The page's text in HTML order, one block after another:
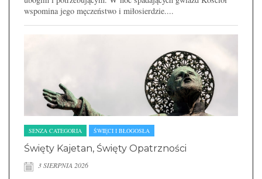
wspomina jego męczeństwo i miłosierdzie....
SENZA CATEGORIA ŚWIĘCI I BŁOGOSŁA
Święty Kajetan, Święty Opatrzności
3 SIERPNIA 2026